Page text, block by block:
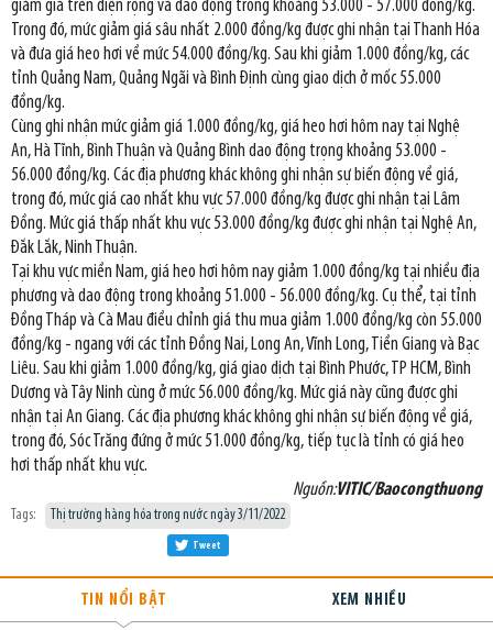
giảm giá trên diện rộng và dao động trong khoảng 53.000 - 57.000 đồng/kg.
Trong đó, mức giảm giá sâu nhất 2.000 đồng/kg được ghi nhận tại Thanh Hóa
và đưa giá heo hơi về mức 54.000 đồng/kg. Sau khi giảm 1.000 đồng/kg, các
tỉnh Quảng Nam, Quảng Ngãi và Bình Định cùng giao dịch ở mốc 55.000
đồng/kg.
Cùng ghi nhận mức giảm giá 1.000 đồng/kg, giá heo hơi hôm nay tại Nghệ
An, Hà Tĩnh, Bình Thuận và Quảng Bình dao động trọng khoảng 53.000 -
56.000 đồng/kg. Các địa phương khác không ghi nhận sự biến động về giá,
trong đó, mức giá cao nhất khu vực 57.000 đồng/kg được ghi nhận tại Lâm
Đồng. Mức giá thấp nhất khu vực 53.000 đồng/kg được ghi nhận tại Nghệ An,
Đắk Lắk, Ninh Thuận.
Tại khu vực miền Nam, giá heo hơi hôm nay giảm 1.000 đồng/kg tại nhiều địa
phương và dao động trong khoảng 51.000 - 56.000 đồng/kg. Cụ thể, tại tỉnh
Đồng Tháp và Cà Mau điều chỉnh giá thu mua giảm 1.000 đồng/kg còn 55.000
đồng/kg - ngang với các tỉnh Đồng Nai, Long An, Vĩnh Long, Tiền Giang và Bạc
Liêu. Sau khi giảm 1.000 đồng/kg, giá giao dịch tại Bình Phước, TP HCM, Bình
Dương và Tây Ninh cùng ở mức 56.000 đồng/kg. Mức giá này cũng được ghi
nhận tại An Giang. Các địa phương khác không ghi nhận sự biến động về giá,
trong đó, Sóc Trăng đứng ở mức 51.000 đồng/kg, tiếp tục là tỉnh có giá heo
hơi thấp nhất khu vực.
Nguồn:VITIC/Baocongthuong
Tags: Thị trường hàng hóa trong nước ngày 3/11/2022
Tweet
TIN NỔI BẬT XEM NHIỀU